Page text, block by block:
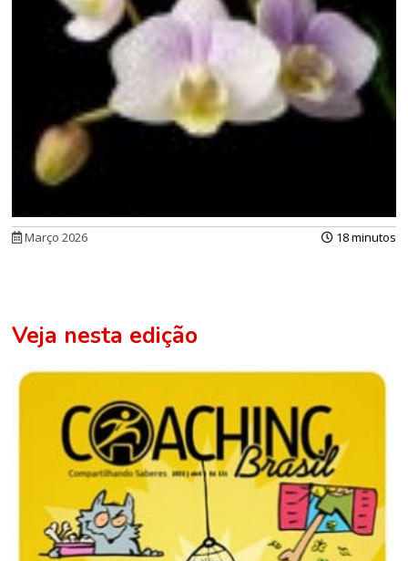
Março 2026 18 minutos
Veja nesta edição